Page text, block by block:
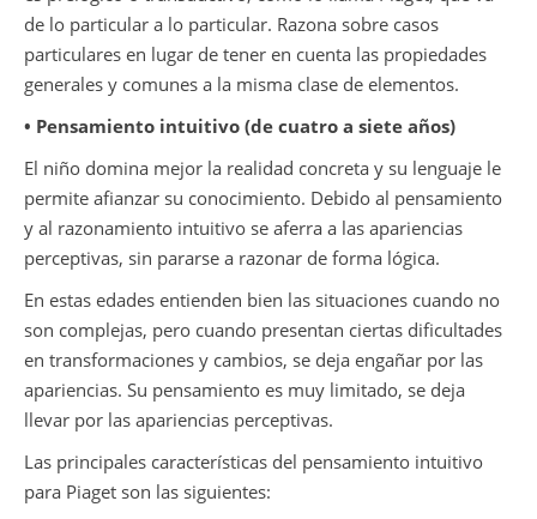
de lo particular a lo particular. Razona sobre casos
particulares en lugar de tener en cuenta las propiedades
generales y comunes a la misma clase de elementos.
• Pensamiento intuitivo (de cuatro a siete años)
El niño domina mejor la realidad concreta y su lenguaje le
permite afianzar su conocimiento. Debido al pensamiento
y al razonamiento intuitivo se aferra a las apariencias
perceptivas, sin pararse a razonar de forma lógica.
En estas edades entienden bien las situaciones cuando no
son complejas, pero cuando presentan ciertas dificultades
en transformaciones y cambios, se deja engañar por las
apariencias. Su pensamiento es muy limitado, se deja
llevar por las apariencias perceptivas.
Las principales características del pensamiento intuitivo
para Piaget son las siguientes: